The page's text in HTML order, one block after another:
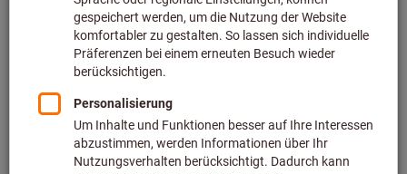
Preis pro 1 Stück
zzgl. Versandkosten
Individuelle Preisanzeige für Geschäftskunden nach